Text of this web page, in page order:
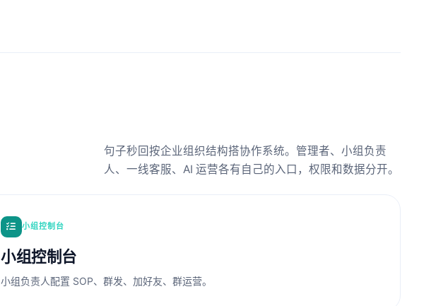
句子秒回按企业组织结构搭协作系统。管理者、小组负责
人、一线客服、AI 运营各有自己的入口，权限和数据分开。
小组控制台
小组控制台
小组负责人配置 SOP、群发、加好友、群运营。